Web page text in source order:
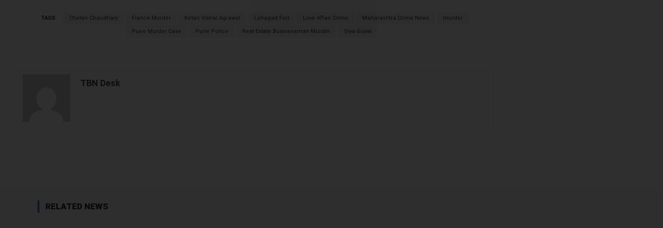
TAGS Chetan Chaudhary Fiancé Murder Ketan Vishal Agrawal Lohagad Fort Love Affair Crime Maharashtra Crime News murder
Pune Murder Case Pune Police Real Estate Businessman Murder Siya Goyal
TBN Desk
RELATED NEWS